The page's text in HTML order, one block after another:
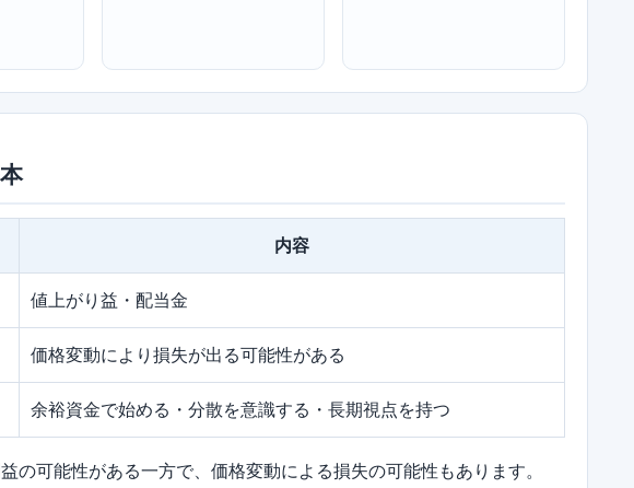
内容
値上がり益・配当金
価格変動により損失が出る可能性がある
余裕資金で始める・分散を意識する・長期視点を持つ
の可能性がある一方で、価格変動による損失の可能性もあります。